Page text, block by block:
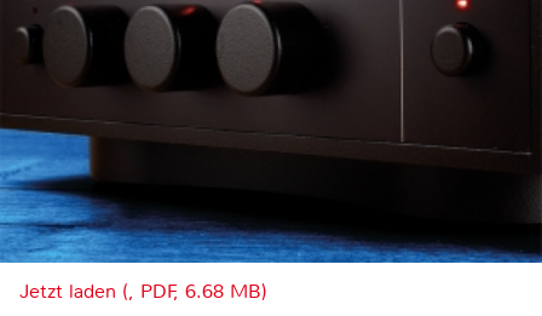
Jetzt laden (, PDF, 6.68 MB)